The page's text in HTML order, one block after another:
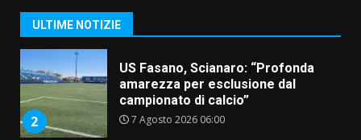
ULTIME NOTIZIE
1
2
US Fasano, Scianaro: “Profonda
amarezza per esclusione dal
campionato di calcio”
7 Agosto 2026 06:00